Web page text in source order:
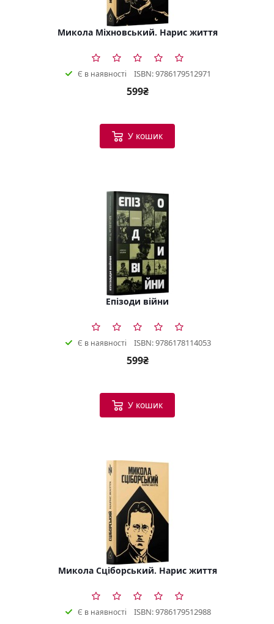
Микола Міхновський. Нарис життя
Є в наявності ISBN: 9786179512971
599₴
У кошик
Епізоди війни
Є в наявності ISBN: 9786178114053
599₴
У кошик
Микола Сціборський. Нарис життя
Є в наявності ISBN: 9786179512988